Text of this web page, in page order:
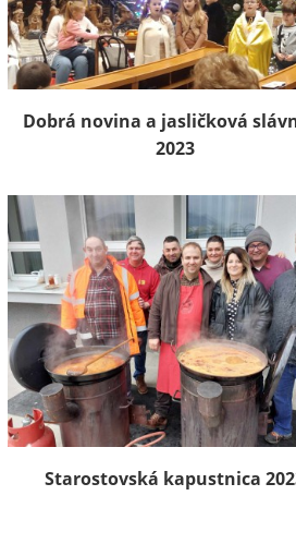
Dobrá novina a jasličková
2023
Starostovská kapustnica